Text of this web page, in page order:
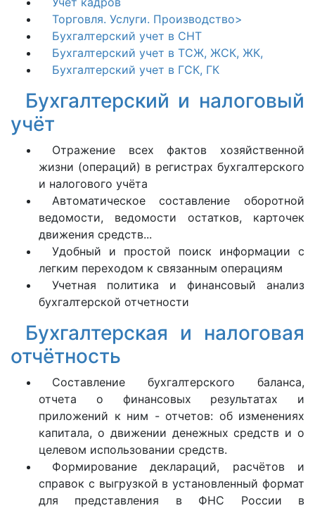
Торговля. Услуги. Производство>
Бухгалтерский учет в СНТ
Бухгалтерский учет в ТСЖ, ЖСК, ЖК,
Бухгалтерский учет в ГСК, ГК
Бухгалтерский и налоговый
учёт
Отражение всех фактов хозяйственной
жизни (операций) в регистрах бухгалтерского
и налогового учёта
Автоматическое составление оборотной
ведомости, ведомости остатков, карточек
движения средств...
Удобный и простой поиск информации с
легким переходом к связанным операциям
Учетная политика и финансовый анализ
бухгалтерской отчетности
Бухгалтерская и налоговая
отчётность
Составление бухгалтерского баланса,
отчета о финансовых результатах и
приложений к ним - отчетов: об изменениях
капитала, о движении денежных средств и о
целевом использовании средств.
Формирование деклараций, расчётов и
справок с выгрузкой в установленный формат
для представления в ФНС России в